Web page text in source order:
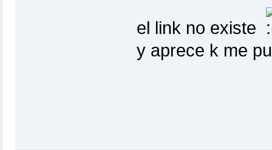
el link no existe
y aprece k me